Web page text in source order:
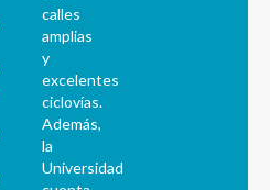
calles
amplias
y
excelentes
ciclovías.
Además,
la
Universidad